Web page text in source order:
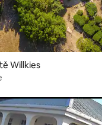
Willkies